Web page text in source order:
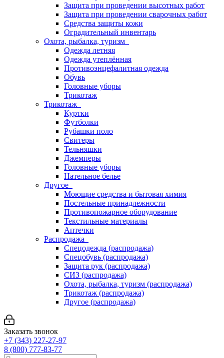
Защита при проведении высотных работ
Защита при проведении сварочных работ
Средства защиты кожи
Оградительный инвентарь
Охота, рыбалка, туризм
Одежда летняя
Одежда утеплённая
Противоэнцефалитная одежда
Обувь
Головные уборы
Трикотаж
Трикотаж
Куртки
Футболки
Рубашки поло
Свитеры
Тельняшки
Джемперы
Головные уборы
Нательное белье
Другое
Моющие средства и бытовая химия
Постельные принадлежности
Противопожарное оборудование
Текстильные материалы
Аптечки
Распродажа
Спецодежда (распродажа)
Спецобувь (распродажа)
Защита рук (распродажа)
СИЗ (распродажа)
Охота, рыбалка, туризм (распродажа)
Трикотаж (распродажа)
Другое (распродажа)
Заказать звонок
+7 (343) 227-27-97
8 (800) 777-83-77